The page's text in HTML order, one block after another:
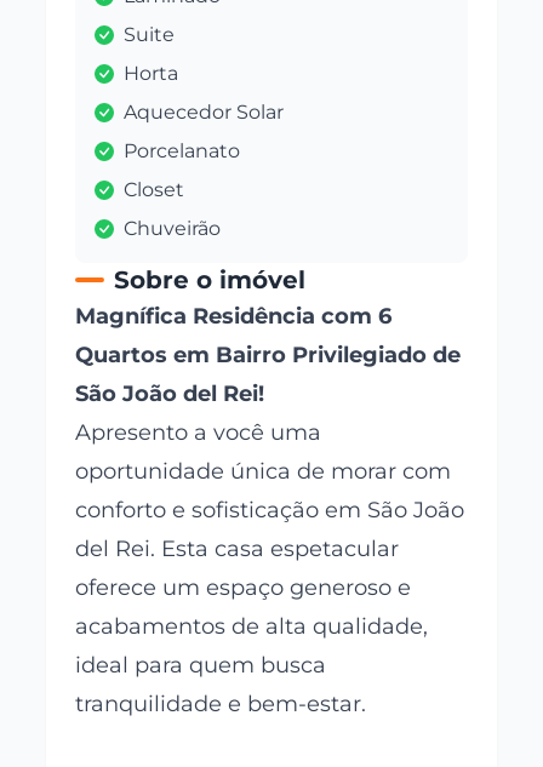
Suite
Horta
Aquecedor Solar
Porcelanato
Closet
Chuveirão
Sobre o imóvel
Magnífica Residência com 6
Quartos em Bairro Privilegiado de
São João del Rei!
Apresento a você uma
oportunidade única de morar com
conforto e sofisticação em São João
del Rei. Esta casa espetacular
oferece um espaço generoso e
acabamentos de alta qualidade,
ideal para quem busca
tranquilidade e bem-estar.